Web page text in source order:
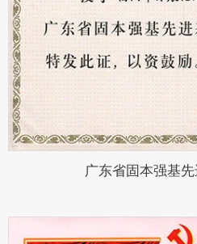
广东省固本强基